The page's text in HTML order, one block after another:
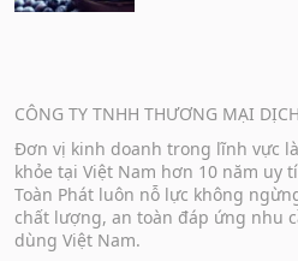
CÔNG TY TNHH THƯƠNG MẠI
Đơn vị kinh doanh trong lĩnh vực
khỏe tại Việt Nam hơn 10 năm uy
Toàn Phát luôn nỗ lực không
chất lượng, an toàn đáp ứng nhu
dùng Việt Nam.